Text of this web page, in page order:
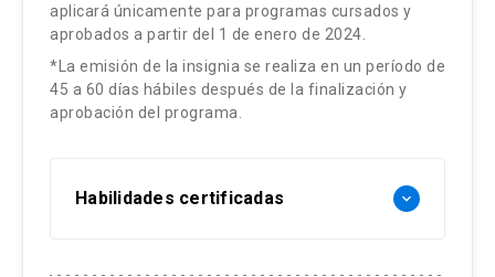
Estrategias Evaluativas:
Trabajo de codificación grupal (65%)
Trabajo individual (30%)
Clases expositivas
Lectura y discusión de textos por foro
Ejercicios prácticos y talleres
Contenidos:
Vinculación de teoría con datos cualitativos
Formas de escribir resultados
Estrategias Metodológicas:
aplicará únicamente para programas cursados y
aprobados a partir del 1 de enero de 2024.
*La emisión de la insignia se realiza en un período de
45 a 60 días hábiles después de la finalización y
aprobación del programa.
Habilidades certificadas keyboard_arrow_down